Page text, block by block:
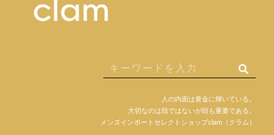
人の内面は黄金に輝いている。
大切なのは殻ではないが殻も重要である。
メンズインポートセレクトショップclam（クラム）